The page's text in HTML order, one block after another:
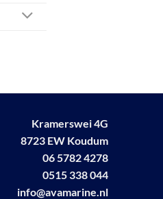
Kramerswei 4G
8723 EW Koudum
06 5782 4278
0515 338 044
info@avamarine.nl